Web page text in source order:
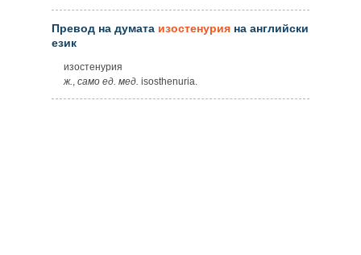
Превод на думата изостенурия на английски
език
изостенурия
ж. само ед. мед. isosthenuria.